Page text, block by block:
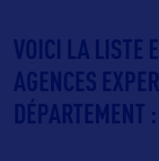
VOICI LA LISTE
AGENCES
DÉPARTEMENT :